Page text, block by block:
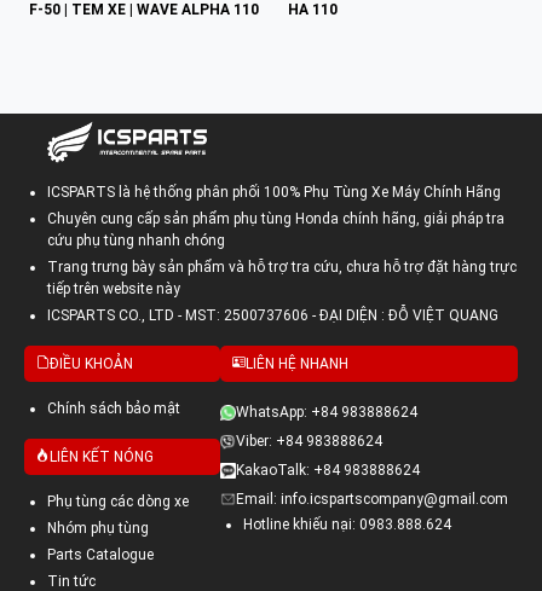
F-50 | TEM XE | WAVE ALPHA 110
HA 110
ICSPARTS là hệ thống phân phối 100% Phụ Tùng Xe Máy Chính Hãng
Chuyên cung cấp sản phẩm phụ tùng Honda chính hãng, giải pháp tra
cứu phụ tùng nhanh chóng
Trang trưng bày sản phẩm và hỗ trợ tra cứu, chưa hỗ trợ đặt hàng trực
tiếp trên website này
ICSPARTS CO., LTD - MST: 2500737606 - ĐẠI DIỆN : ĐỖ VIỆT QUANG
ĐIỀU KHOẢN
Chính sách bảo mật
LIÊN KẾT NÓNG
Phụ tùng các dòng xe
Nhóm phụ tùng
Parts Catalogue
Tin tức
LIÊN HỆ NHANH
WhatsApp: +84 983888624
Viber: +84 983888624
KakaoTalk: +84 983888624
Email: info.icspartscompany@gmail.com
Hotline khiếu nại: 0983.888.624